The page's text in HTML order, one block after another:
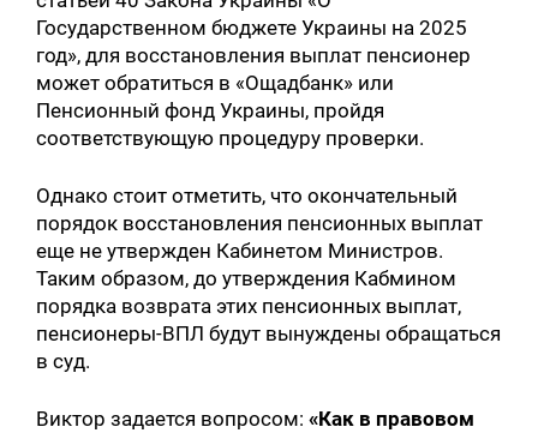
Искать:
Государственном бюджете Украины на 2025
год», для восстановления выплат пенсионер
может обратиться в «Ощадбанк» или
Пенсионный фонд Украины, пройдя
соответствующую процедуру проверки.
Однако стоит отметить, что окончательный
порядок восстановления пенсионных выплат
еще не утвержден Кабинетом Министров.
Таким образом, до утверждения Кабмином
порядка возврата этих пенсионных выплат,
пенсионеры-ВПЛ будут вынуждены обращаться
в суд.
Виктор задается вопросом:«Как в правовом